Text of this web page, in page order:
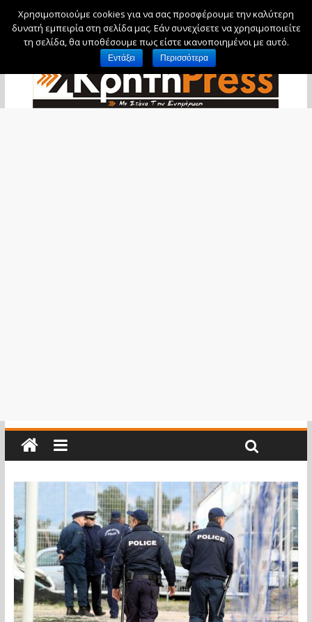
Δευτέρα, 10 Αυγούστου, 2026
Χρησιμοποιούμε cookies για να σας προσφέρουμε την καλύτερη
δυνατή εμπειρία στη σελίδα μας. Εάν συνεχίσετε να χρησιμοποιείτε
τη σελίδα, θα υποθέσουμε πως είστε ικανοποιημένοι με αυτό.
Εντάξει Περισσότερα